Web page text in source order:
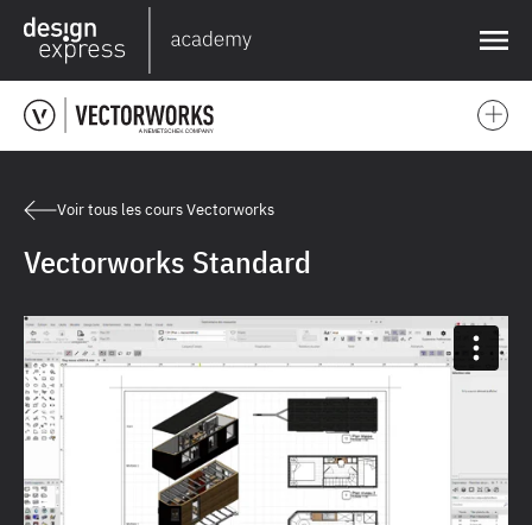
❌
Voir tous les cours Vectorworks
Vectorworks Standard